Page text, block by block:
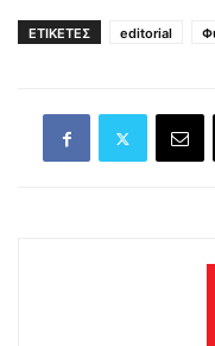
ΕΤΙΚΕΤΕΣ editorial